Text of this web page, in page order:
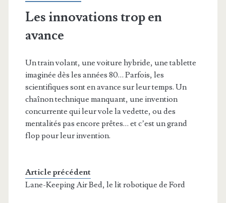
Les innovations trop en
avance
Un train volant, une voiture hybride, une tablette
imaginée dès les années 80… Parfois, les
scientifiques sont en avance sur leur temps. Un
chaînon technique manquant, une invention
concurrente qui leur vole la vedette, ou des
mentalités pas encore prêtes… et c’est un grand
flop pour leur invention.
Article précédent
Lane-Keeping Air Bed, le lit robotique de Ford